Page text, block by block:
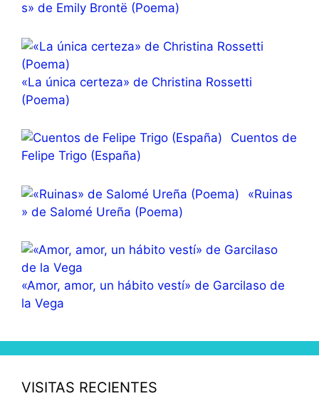
s» de Emily Brontë (Poema)
«La única certeza» de Christina Rossetti
(Poema)
Cuentos de
Felipe Trigo (España)
«Ruinas
» de Salomé Ureña (Poema)
«Amor, amor, un hábito vestí» de Garcilaso de
la Vega
VISITAS RECIENTES